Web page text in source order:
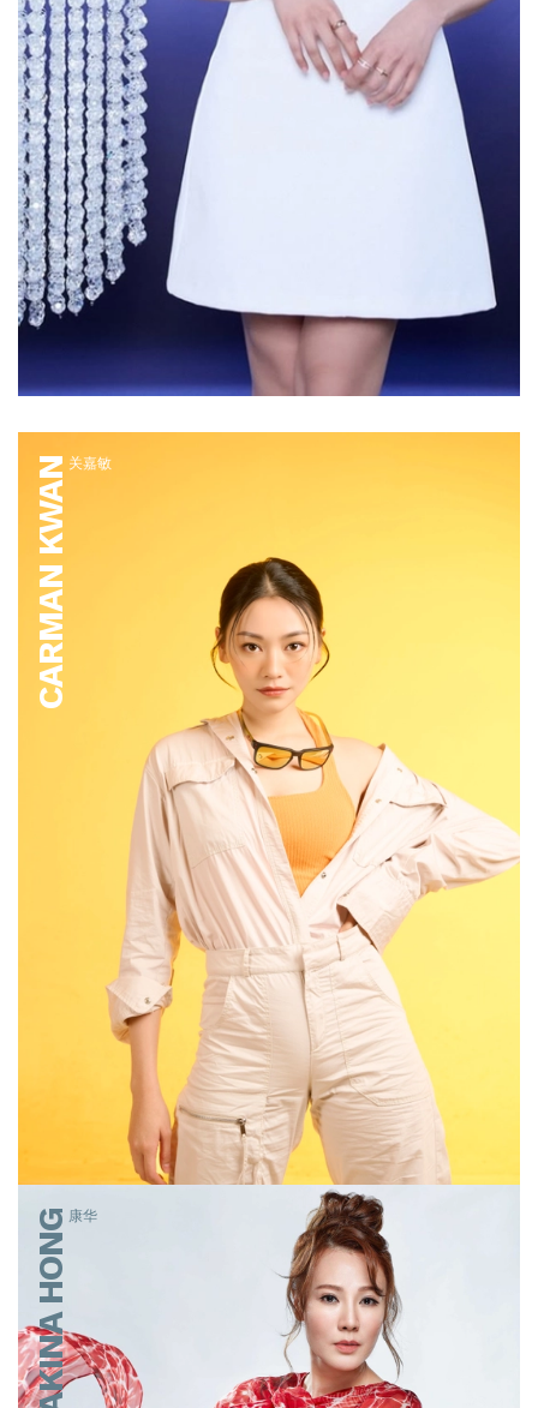
关嘉敏
CARMAN KWAN
康华
AKINA HONG